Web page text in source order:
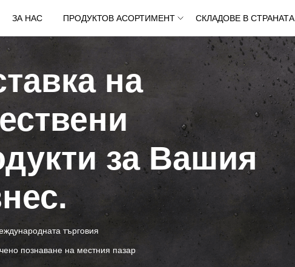
ЗА НАС ПРОДУКТОВ АСОРТИМЕНТ СКЛАДОВЕ В СТРАНАТА
на
за Вашия
търговия
познаване на местния пазар